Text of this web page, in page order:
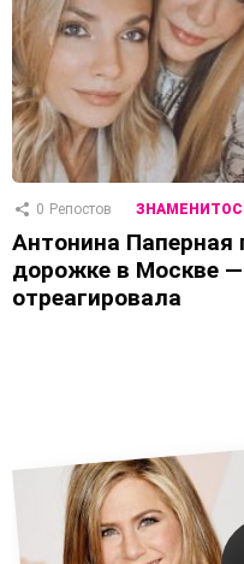
0 Репостов
Антонина Паперная
дорожке в Москве
отреагировала